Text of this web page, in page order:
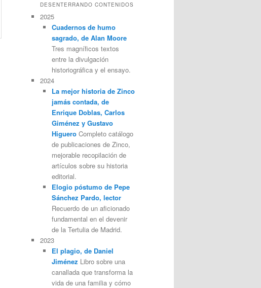
DESENTERRANDO CONTENIDOS
2025
Cuadernos de humo
sagrado, de Alan Moore
Tres magníficos textos
entre la divulgación
historiográfica y el ensayo.
2024
La mejor historia de Zinco
jamás contada, de
Enrique Doblas, Carlos
Giménez y Gustavo
HigueroCompleto catálogo
de publicaciones de Zinco,
mejorable recopilación de
artículos sobre su historia
editorial.
Elogio póstumo de Pepe
Sánchez Pardo, lector
Recuerdo de un aficionado
fundamental en el devenir
de la Tertulia de Madrid.
2023
El plagio, de Daniel
Jiménez Libro sobre una
canallada que transforma la
vida de una familia y cómo